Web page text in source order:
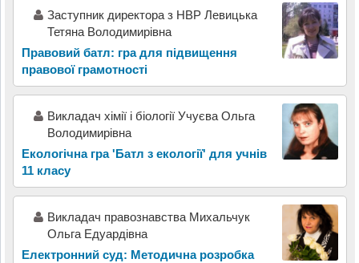
Заступник директора з НВР Левицька
Тетяна Володимирівна
Правовий батл: гра для підвищення
правової грамотності
Викладач хімії і біології Учуєва Ольга
Володимирівна
Екологічна гра 'Батл з екології' для учнів
11 класу
Викладач правознавства Михальчук
Ольга Едуардівна
Електронний суд: Методична розробка